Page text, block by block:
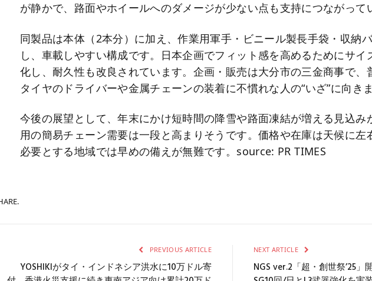
が静かで、路面やホイールへのダメージが少ない点も支持につながって
同製品は本体（2本分）に加え、作業用軍手・ビニール製長手袋・収納
し、車載しやすい構成です。日本企画でフィット感を高めるためにサイ
化し、耐久性も改良されています。企画・販売は大分市の三金商事で、
タイヤのドライバーや金属チェーンの装着に不慣れな人の“いざ”に向きま
今後の展望として、年末にかけ短時間の降雪や路面凍結が増える見込み
用の簡易チェーン需要は一段と高まりそうです。価格や在庫は天候に左
必要とする地域では早めの備えが無難です。source: PR TIMES
PREVIOUS ARTICLE
YOSHIKIがタイ・インドネシア洪水に10万ドル寄
NEXT ARTICLE
NGS ver.2「超・創世祭’25」